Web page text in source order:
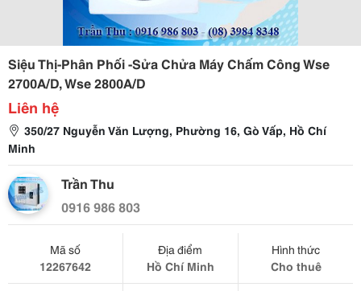
Siệu Thị-Phân Phối -Sửa Chửa Máy Chấm Công Wse
2700A/D, Wse 2800A/D
Liên hệ
350/27 Nguyễn Văn Lượng, Phường 16, Gò Vấp, Hồ Chí
Minh
Trần Thu
0916 986 803
Mã số
12267642
Địa điểm
Hồ Chí Minh
Hình thức
Cho thuê